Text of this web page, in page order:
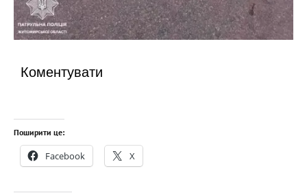
Коментувати
Поширити це:
Facebook X